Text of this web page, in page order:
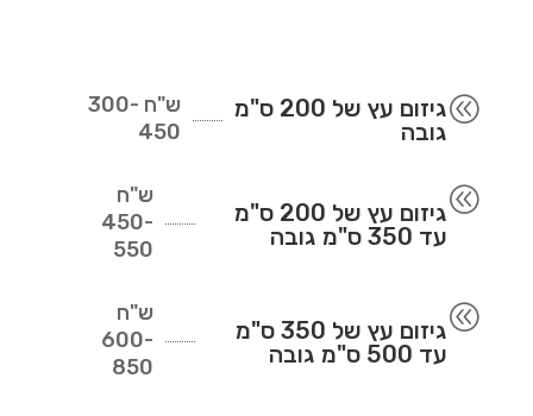
@
גיזום עץ של 200 ס"מ
גובה
ש"ח 300-
450
@
גיזום עץ של 200 ס"מ
עד 350 ס"מ גובה
ש"ח
450-
550
@
גיזום עץ של 350 ס"מ
עד 500 ס"מ גובה
ש"ח
600-
850